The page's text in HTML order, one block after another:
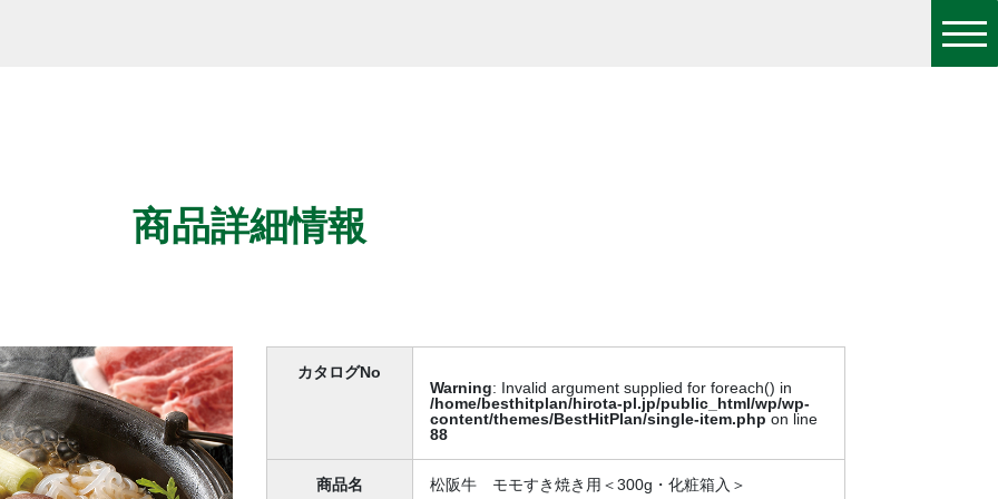
商品詳細情報
カタログNo
Warning: Invalid argument supplied for foreach() in
/home/besthitplan/hirota-pl.jp/public_html/wp/wp-
content/themes/BestHitPlan/single-item.php on line
88
商品名 松阪牛 モモすき焼き用＜300g・化粧箱入＞